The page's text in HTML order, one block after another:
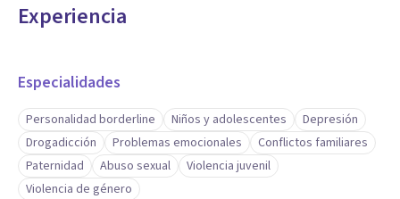
Experiencia
Especialidades
Personalidad borderline Niños y adolescentes
Depresión
Drogadicción
Problemas emocionales
Conflictos familiares
Paternidad
Abuso sexual
Violencia juvenil
Violencia de género